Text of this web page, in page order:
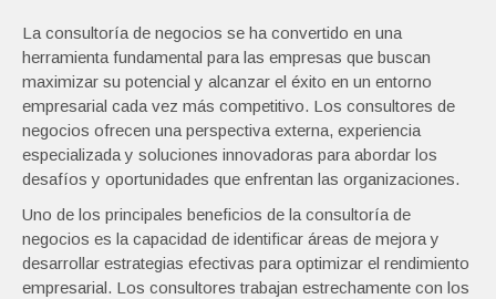
La consultoría de negocios se ha convertido en una
herramienta fundamental para las empresas que buscan
maximizar su potencial y alcanzar el éxito en un entorno
empresarial cada vez más competitivo. Los consultores de
negocios ofrecen una perspectiva externa, experiencia
especializada y soluciones innovadoras para abordar los
desafíos y oportunidades que enfrentan las organizaciones.
Uno de los principales beneficios de la consultoría de
negocios es la capacidad de identificar áreas de mejora y
desarrollar estrategias efectivas para optimizar el rendimiento
empresarial. Los consultores trabajan estrechamente con los